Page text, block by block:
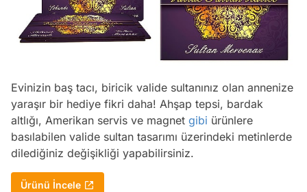
Evinizin baş tacı, biricik valide sultanınız olan annenize
yaraşır bir hediye fikri daha! Ahşap tepsi, bardak
altlığı, Amerikan servis ve magnet gibi ürünlere
basılabilen valide sultan tasarımı üzerindeki metinlerde
dilediğiniz değişikliği yapabilirsiniz.
Ürünü İncele